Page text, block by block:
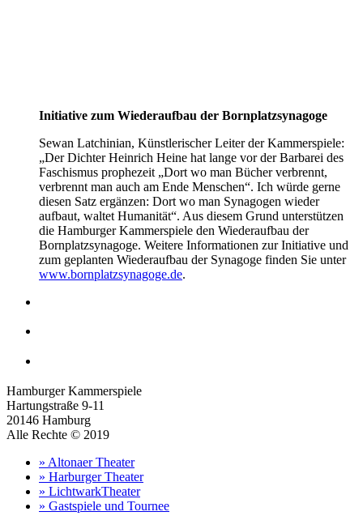
Initiative zum Wiederaufbau der Bornplatzsynagoge
Sewan Latchinian, Künstlerischer Leiter der Kammerspiele:
„Der Dichter Heinrich Heine hat lange vor der Barbarei des
Faschismus prophezeit „Dort wo man Bücher verbrennt,
verbrennt man auch am Ende Menschen“. Ich würde gerne
diesen Satz ergänzen: Dort wo man Synagogen wieder
aufbaut, waltet Humanität“. Aus diesem Grund unterstützen
die Hamburger Kammerspiele den Wiederaufbau der
Bornplatzsynagoge. Weitere Informationen zur Initiative und
zum geplanten Wiederaufbau der Synagoge finden Sie unter
www.bornplatzsynagoge.de.
Hamburger Kammerspiele
Hartungstraße 9-11
20146 Hamburg
Alle Rechte © 2019
» Altonaer Theater
» Harburger Theater
» LichtwarkTheater
» Gastspiele und Tournee